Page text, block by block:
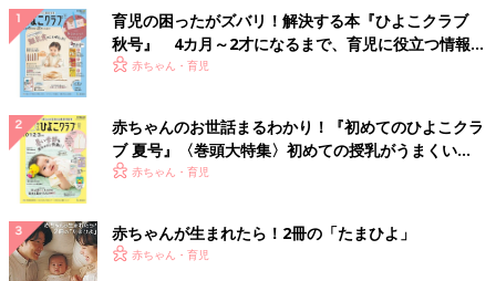
育児の困ったがズバリ！解決する本『ひよこクラブ
秋号』 4カ月～2才になるまで、育児に役立つ情報が
いっぱい！
赤ちゃん・育児
赤ちゃんのお世話まるわかり！『初めてのひよこクラ
ブ 夏号』〈巻頭大特集〉初めての授乳がうまくい
く！ おっぱい・ミルクの基本と夏のトラブル 解決テ
赤ちゃん・育児
赤ちゃんが生まれたら！2冊の「たまひよ」
赤ちゃん・育児